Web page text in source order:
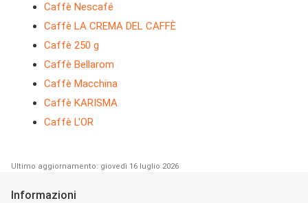
Caffè Nescafé
Caffè LA CREMA DEL CAFFÈ
Caffè 250 g
Caffè Bellarom
Caffè Macchina
Caffè KARISMA
Caffè L'OR
Ultimo aggiornamento: giovedì 16 luglio 2026
Informazioni